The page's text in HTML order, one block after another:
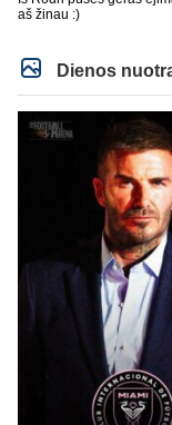
aš žinau :)
Dienos